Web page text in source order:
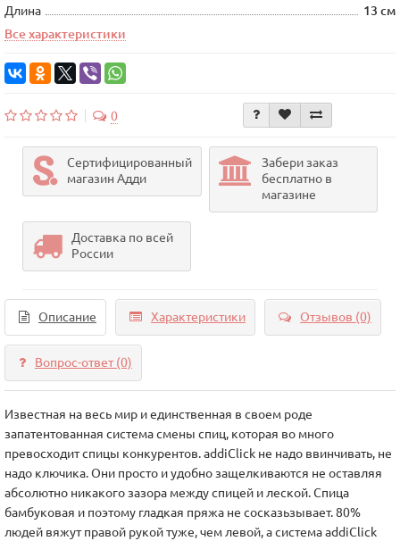
Длина
13 см
Все характеристики
0
Сертифицированный
магазин Адди
Забери заказ
бесплатно в
магазине
Доставка по всей
России
Описание Характеристики Отзывов (0)
Вопрос-ответ(0)
Известная на весь мир и единственная в своем роде
запатентованная система смены спиц, которая во много
превосходит спицы конкурентов. addiСlick не надо ввинчивать, не
надо ключика. Они просто и удобно защелкиваются не оставляя
абсолютно никакого зазора между спицей и леской. Спица
бамбуковая и поэтому гладкая пряжа не сосказьзывает. 80%
людей вяжут правой рукой туже, чем левой, а система addiClick